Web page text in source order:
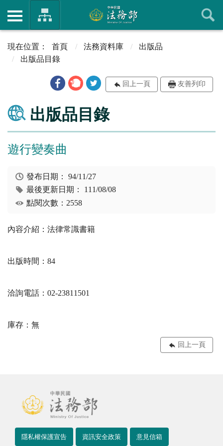
首頁 法務資料庫
出版品
出版品目錄
回上一頁 友善列印
出版品目錄
遊行變奏曲
發布日期：94/11/27
最後更新日期： 111/08/08
點閱次數：2558
內容介紹：法律常識書籍
出版時間：84
洽詢電話：02-23811501
庫存：無
回上一頁
隱私權保護宣告 資訊安全政策 意見信箱